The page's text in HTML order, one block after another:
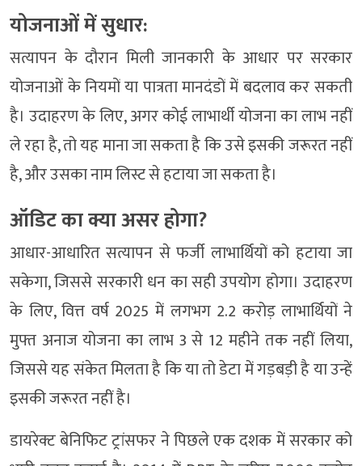
योजनाओं में सुधार:
सत्यापन के दौरान मिली जानकारी के आधार पर सरकार
योजनाओं के नियमों या पात्रता मानदंडों में बदलाव कर सकती
है। उदाहरण के लिए, अगर कोई लाभार्थी योजना का लाभ नहीं
ले रहा है, तो यह माना जा सकता है कि उसे इसकी जरूरत नहीं
है, और उसका नाम लिस्ट से हटाया जा सकता है।
ऑडिट का क्या असर होगा?
आधार-आधारित सत्यापन से फर्जी लाभार्थियों को हटाया जा
सकेगा, जिससे सरकारी धन का सही उपयोग होगा। उदाहरण
के लिए, वित्त वर्ष 2025 में लगभग 2.2 करोड़ लाभार्थियों ने
मुफ्त अनाज योजना का लाभ 3 से 12 महीने तक नहीं लिया,
जिससे यह संकेत मिलता है कि या तो डेटा में गड़बड़ी है या उन्हें
इसकी जरूरत नहीं है।
डायरेक्ट बेनिफिट ट्रांसफर ने पिछले एक दशक में सरकार को